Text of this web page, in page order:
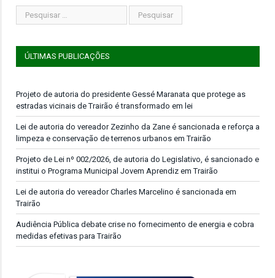
ÚLTIMAS PUBLICAÇÕES
Projeto de autoria do presidente Gessé Maranata que protege as
estradas vicinais de Trairão é transformado em lei
Lei de autoria do vereador Zezinho da Zane é sancionada e reforça a
limpeza e conservação de terrenos urbanos em Trairão
Projeto de Lei nº 002/2026, de autoria do Legislativo, é sancionado e
institui o Programa Municipal Jovem Aprendiz em Trairão
Lei de autoria do vereador Charles Marcelino é sancionada em
Trairão
Audiência Pública debate crise no fornecimento de energia e cobra
medidas efetivas para Trairão